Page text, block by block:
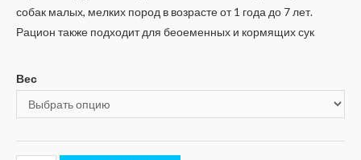
собак малых, мелких пород в возрасте от 1 года до 7 лет.
Рацион также подходит для беоеменных и кормящих сук
Вес